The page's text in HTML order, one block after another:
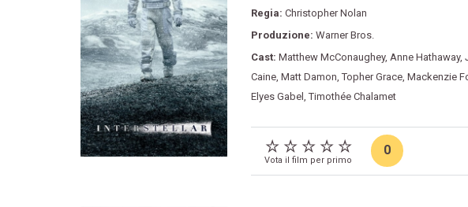
Regia: Christopher Nolan
Produzione: Warner Bros.
Cast: Matthew McConaughey, Anne Hathaway,
Caine, Matt Damon ,Topher Grace, Mackenzie
Elyes Gabel ,Timothée Chalamet
Vota il film per primo
0